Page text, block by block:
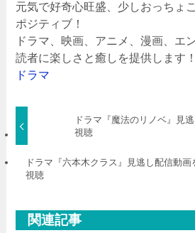
元気で好奇心旺盛、少しおっちょ
ポジティブ！
ドラマ、映画、アニメ、漫画、エ
読者に楽しさと癒しを提供します！
ドラマ
ドラマ『魔法のリノベ』見
視聴
ドラマ『六本木クラス』見逃し配信動画
視聴
関連記事